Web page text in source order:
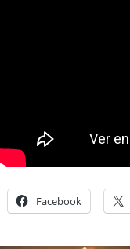
Facebook